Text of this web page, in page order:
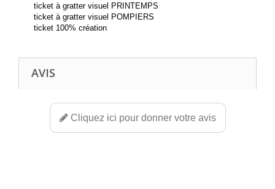
ticket à gratter visuel PRINTEMPS
ticket à gratter visuel POMPIERS
ticket 100% création
AVIS
Cliquez ici pour donner votre avis